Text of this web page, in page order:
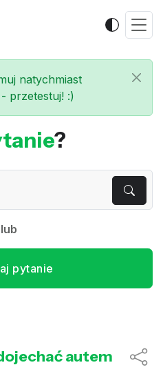
natychmiast
przetestuj! :)
?
lub
pytanie
autem